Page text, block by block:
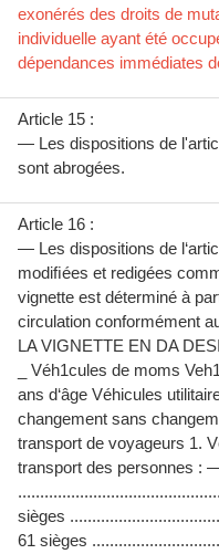
exonérés des droits de
individuelle ayant été
dépendances immédiates
Article 15 :
— Les dispositions de
sont abrogées.
Article 16 :
— Les dispositions de
modiﬁées et redigées
vignette est déterminé à
circulation conformément
LA VIGNETTE EN DA
_ Véh1cules de moms
ans d‘âge Véhicules
changement sans
transport de voyageurs 1.
transport des personnes :
sièges
61 sièges